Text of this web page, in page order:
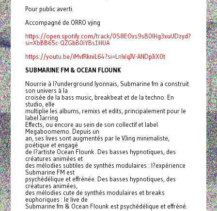
Pour public averti.
Accompagné de ORRO vjing
https://open.spotify.com/track/0S8EOxs9sB0lHg3xuUDzyd?
si=XbBB65c-QZGbB0iYBs1HUA
https://youtu.be/iMvfRkniL64?si=LnWqJV-ANDpJiX0t
SUBMARINE FM & OCEAN FLOUNK
Nourrie à l?underground lyonnais, Submarine fm a construit
son univers à la
croisée de la bass music, breakbeat et de la techno. En
studio, elle
multiplie les albums, remixs et edits, principalement pour le
label Jarring
Effects, ou encore au sein de son collectif et label
Megaboomemo. Depuis un
an, ses lives sont augmentés par le VJing minimaliste,
poétique et engagé
de l?artiste Ocean Flounk. Des basses hypnotiques, des
créatures animées et
des mélodies subtiles de synthés modulaires : l?expérience
Submarine FM est
psychédélique et effrénée. Des basses hypnotiques, des
créatures animées,
des mélodies cute de synthés modulaires et breaks
euphoriques : le live de
Submarine fm & Ocean Flounk est psychédélique et effréné.